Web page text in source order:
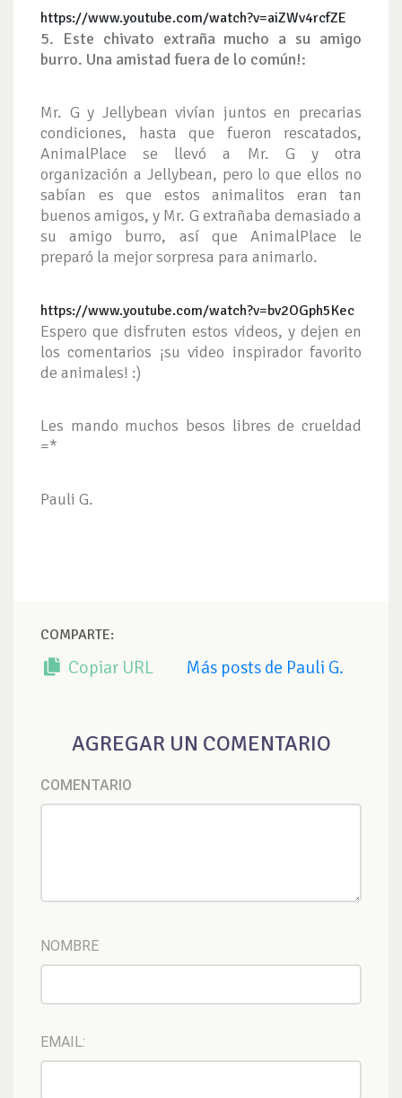
https://www.youtube.com/watch?v=aiZWv4rcfZE
5. Este chivato extraña mucho a su amigo
burro. Una amistad fuera de lo común!:
Mr. G y Jellybean vivían juntos en precarias
condiciones, hasta que fueron rescatados,
AnimalPlace se llevó a Mr. G y otra
organización a Jellybean, pero lo que ellos no
sabían es que estos animalitos eran tan
buenos amigos, y Mr. G extrañaba demasiado a
su amigo burro, así que AnimalPlace le
preparó la mejor sorpresa para animarlo.
https://www.youtube.com/watch?v=bv2OGph5Kec
Espero que disfruten estos videos, y dejen en
los comentarios ¡su video inspirador favorito
de animales! :)
Les mando muchos besos libres de crueldad
=*
Pauli G.
COMPARTE:
Copiar URL Más posts de Pauli G.
AGREGAR UN COMENTARIO
COMENTARIO
NOMBRE
EMAIL: